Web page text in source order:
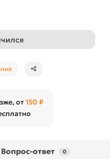
от150 ₽
Вопрос-ответ 0